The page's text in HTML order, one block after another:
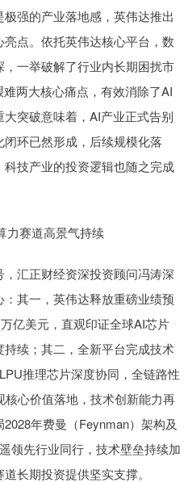
强的产业落地感，英伟达推出
点。依托英伟达核心平台，数
一举破解了行业内长期困扰市
两大核心痛点，有效消除了AI
突破意味着，AI产业正式告别
环已然形成，后续规模化落
技产业的投资逻辑也随之完成
力赛道高景气持续
汇正财经资深投资顾问冯涛深
其一，英伟达释放重磅业绩预
亿美元，直观印证全球AI芯片
续；其二，全新平台完成技术
推理芯片深度协同，全链路性
心价值落地，技术创新能力再
年费曼（Feynman）架构及
领先行业同行，技术壁垒持续加
长期投资提供坚实支撑。